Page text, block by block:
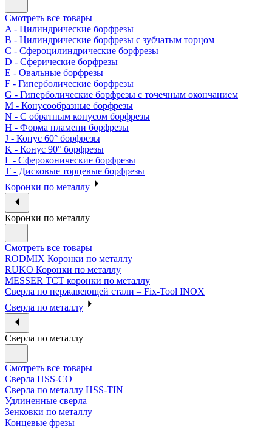
Смотреть все товары
A - Цилиндрические борфрезы
B - Цилиндрические борфрезы с зубчатым торцом
C - Сфероцилиндрические борфрезы
D - Сферические борфрезы
E - Овальные борфрезы
F - Гиперболические борфрезы
G - Гиперболические борфрезы с точечным окончанием
M - Конусообразные борфрезы
N - С обратным конусом борфрезы
H - Форма пламени борфрезы
J - Конус 60° борфрезы
K - Конус 90° борфрезы
L - Сфероконические борфрезы
T - Дисковые торцевые борфрезы
Коронки по металлу
Коронки по металлу
Смотреть все товары
RODMIX Коронки по металлу
RUKO Коронки по металлу
MESSER ТСТ коронки по металлу
Сверла по нержавеющей стали – Fix-Tool INOX
Сверла по металлу
Сверла по металлу
Смотреть все товары
Сверла HSS-CO
Сверла по металлу HSS-TIN
Удлиненные сверла
Зенковки по металлу
Концевые фрезы